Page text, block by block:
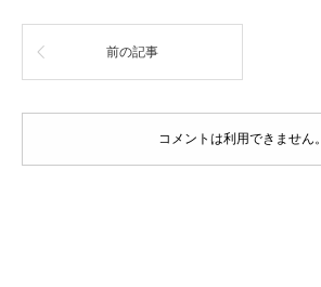
前の記事
コメントは利用できません。